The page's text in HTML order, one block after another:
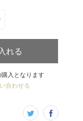
れる
購入となります
合わせる